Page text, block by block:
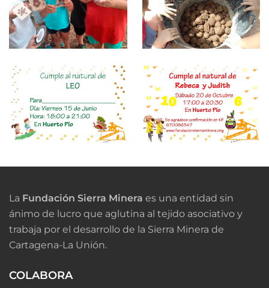
La Fundación Sierra Minera es una entidad sin
ánimo de lucro que aglutina al tejido asociativo y
trabaja por el desarrollo de la Sierra Minera de
Cartagena-La Unión.
COLABORA